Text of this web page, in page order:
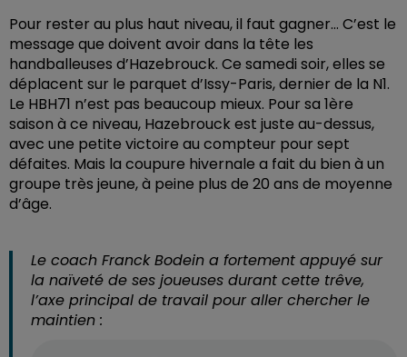
Pour rester au plus haut niveau, il faut gagner… C’est le
message que doivent avoir dans la tête les
handballeuses d’Hazebrouck. Ce samedi soir, elles se
déplacent sur le parquet d’Issy-Paris, dernier de la N1.
Le HBH71 n’est pas beaucoup mieux. Pour sa 1ère
saison à ce niveau, Hazebrouck est juste au-dessus,
avec une petite victoire au compteur pour sept
défaites. Mais la coupure hivernale a fait du bien à un
groupe très jeune, à peine plus de 20 ans de moyenne
d’âge.
Le coach Franck Bodein a fortement appuyé sur
la naïveté de ses joueuses durant cette trêve,
l’axe principal de travail pour aller chercher le
maintien :